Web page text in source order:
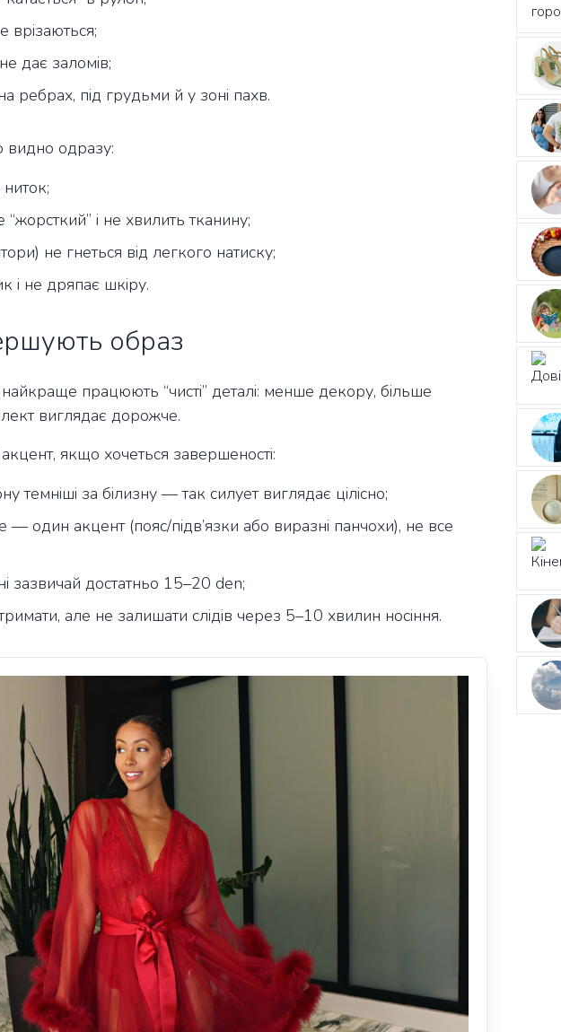
врізаються;
дає заломів;
ребрах, під грудьми й у зоні пахв.
видно одразу:
і не хвилить тканину;
не гнеться від легкого натиску;
і не дряпає шкіру.
образ
працюють “чисті” деталі: менше декору, більше
виглядає дорожче.
якщо хочеться завершеності:
темніші за білизну — так силует виглядає цілісно;
один акцент (пояс/підв’язки або виразні панчохи), не все
зазвичай достатньо 15–20 den;
але не залишати слідів через 5–10 хвилин носіння.